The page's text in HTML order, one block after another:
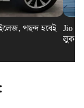
পছন্দ হবেই Jio
লুক